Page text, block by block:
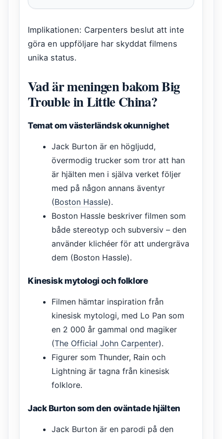
Implikationen: Carpenters beslut att inte
göra en uppföljare har skyddat filmens
unika status.
Vad är meningen bakom Big
Trouble in Little China?
Temat om västerländsk okunnighet
Jack Burton är en högljudd,
övermodig trucker som tror att han
är hjälten men i själva verket följer
med på någon annans äventyr
(Boston Hassle).
Boston Hassle beskriver filmen som
både stereotyp och subversiv – den
använder klichéer för att undergräva
dem (Boston Hassle).
Kinesisk mytologi och folklore
Filmen hämtar inspiration från
kinesisk mytologi, med Lo Pan som
en 2 000 år gammal ond magiker
(The Official John Carpenter).
Figurer som Thunder, Rain och
Lightning är tagna från kinesisk
folklore.
Jack Burton som den oväntade hjälten
Jack Burton är en parodi på den